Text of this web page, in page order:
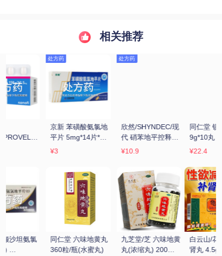
相关推荐
同仁堂 锁阳固精丸
9g*10丸
同仁堂 六味地黄丸
9g*10丸(大蜜丸)
金水宝 金水宝胶囊
0.33g*9粒*12板
白云山/花城 龟鹿补
肾丸 4.5g*12袋
万年青 固精补肾丸
150丸
汇仁 肾宝片
0.7g*126片/瓶